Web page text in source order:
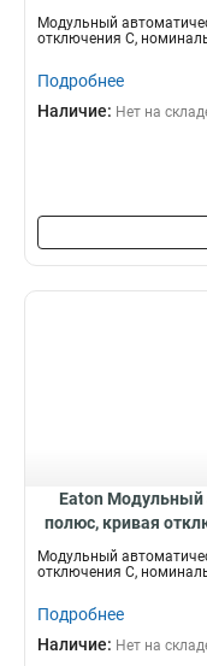
Модульный
отключения C,
Подробнее
Наличие: Нет на
Eaton Модульный
полюс, кривая
Модульный
отключения C,
Подробнее
Наличие: Нет на